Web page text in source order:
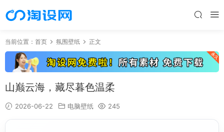
当前位置： 首页 氛围壁纸 正文
山巅云海，藏尽暮色温柔
2026-06-22 电脑壁纸 245